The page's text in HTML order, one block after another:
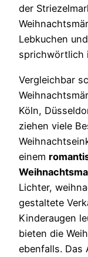
der
Lebkuchen
sprichwörtlich
Vergleichbar
Köln,
ziehen viele
einem
Lichter,
gestaltete
Kinderaugen
bieten die
ebenfalls. Das